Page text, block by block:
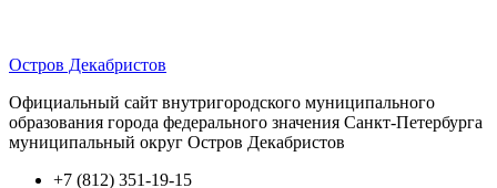
Остров Декабристов
Официальный сайт внутригородского муниципального
образования города федерального значения Санкт-Петербурга
муниципальный округ Остров Декабристов
+7 (812) 351-19-15